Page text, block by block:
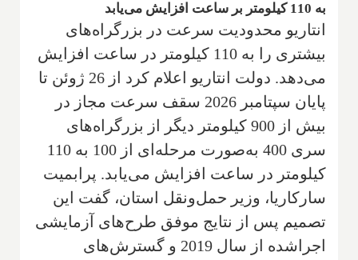
به 110 کیلومتر بر ساعت افزایش می‌یابد
انتاریو محدودیت سرعت در بزرگراه‌های
بیشتری را به 110 کیلومتر در ساعت افزایش
می‌دهد. دولت انتاریو اعلام کرد از 26 ژوئن تا
پایان سپتامبر 2026 سقف سرعت مجاز در
بیش از 900 کیلومتر دیگر از بزرگراه‌های
سری 400 به‌صورت مرحله‌ای از 100 به 110
کیلومتر در ساعت افزایش می‌یابد. پرابمیت
سارکاریا، وزیر حمل‌ونقل استان، گفت این
تصمیم پس از نتایج موفق طرح‌های آزمایشی
اجراشده از سال 2019 و گسترش‌های